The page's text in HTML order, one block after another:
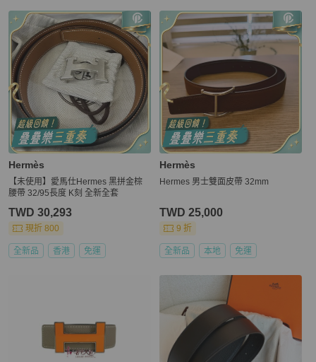
Hermès
【未使用】愛馬仕Hermes 黑拼金棕
腰帶 32/95長度 K刻 全新全套
TWD 30,293
現折 800
全新品 香港 免運
Hermès
Hermes 男士雙面皮帶 32mm
TWD 25,000
9 折
全新品 本地 免運